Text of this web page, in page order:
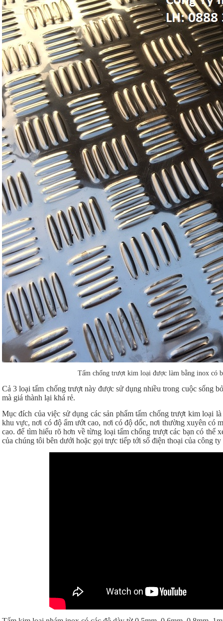
Tấm chống trượt kim loại được làm bằng inox có
Cả 3 loại tấm chống trượt này được sử dụng nhiều trong cuộc sống
mà giá thành lại khá rẻ.
Mục đích của việc sử dụng các sản phẩm tấm chống trượt kim loại
khu vực, nơi có độ ẩm ướt cao, nơi có độ dốc, nơi thường xuyên có
cao. để tìm hiểu rõ hơn về từng loại tấm chống trượt các bạn có thể
của chúng tôi bên dưới hoặc gọi trực tiếp tới số điện thoại của công